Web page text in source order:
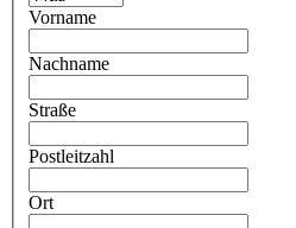
Vorname
Nachname
Straße
Postleitzahl
Ort